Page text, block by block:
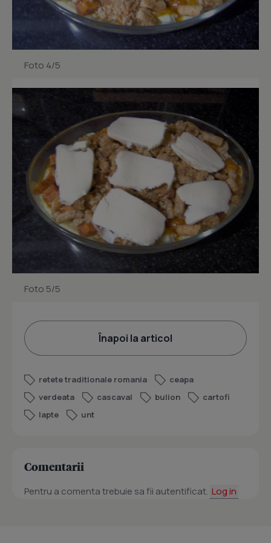
Foto 4/5
Foto 5/5
Înapoi la articol
retete traditionale romania
ceapa
verdeata
cascaval bulion
cartofi
lapte
unt
Comentarii
Pentru a comenta trebuie sa fii autentificat. Log in